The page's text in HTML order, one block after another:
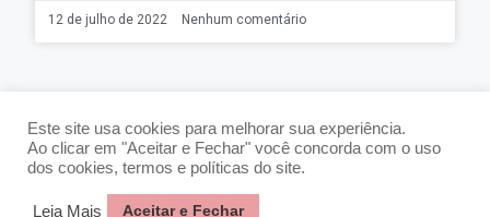
12 de julho de 2022 Nenhum comentário
Copyright@2024 Nepec - UERJ |
Este site usa cookies para melhorar sua experiência.
Ao clicar em "Aceitar e Fechar" você concorda com o uso
dos cookies, termos e políticas do site.
Leia Mais Aceitar e Fechar